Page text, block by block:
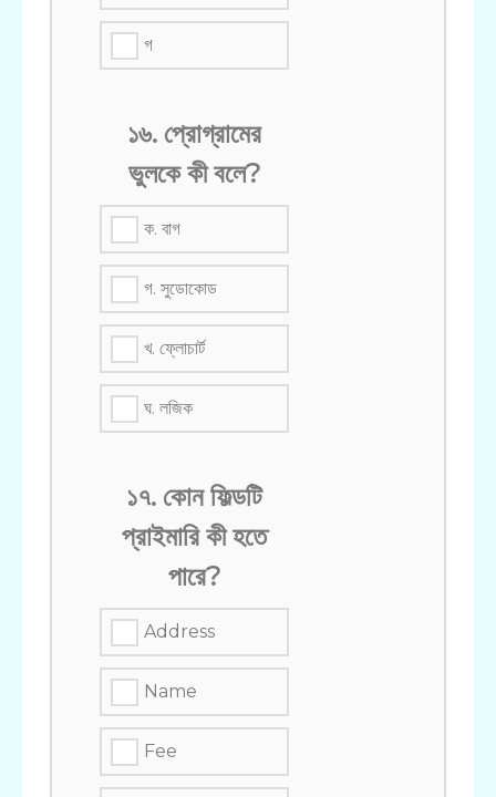
গ
১৬. প্রোগ্রামের
ভুলকে কী বলে?
ক. বাগ
গ. সুডোকোড
খ. ফ্লোচার্ট
ঘ. লজিক
১৭. কোন ফিল্ডটি
প্রাইমারি কী হতে
পারে?
Address
Name
Fee